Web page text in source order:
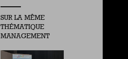
SUR LA MÊME
THÉMATIQUE
MANAGEMENT